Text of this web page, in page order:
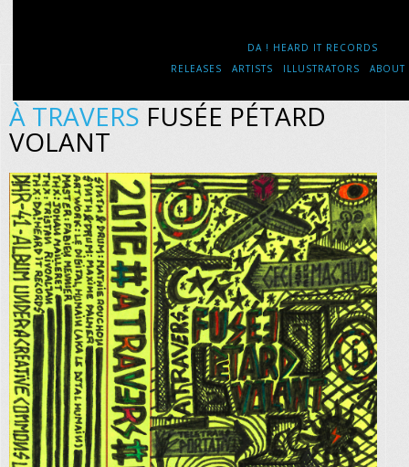
DA ! HEARD IT RECORDS
RELEASES
ARTISTS ILLUSTRATORS ABOUT
À TRAVERS FUSÉE PÉTARD
VOLANT